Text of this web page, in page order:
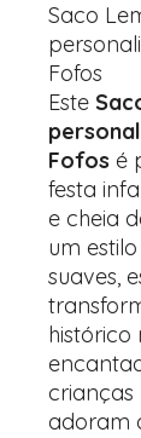
Saco
Fofos
Este
Fofos é
festa
e cheia
um
suaves,
histórico
crianças
adoram